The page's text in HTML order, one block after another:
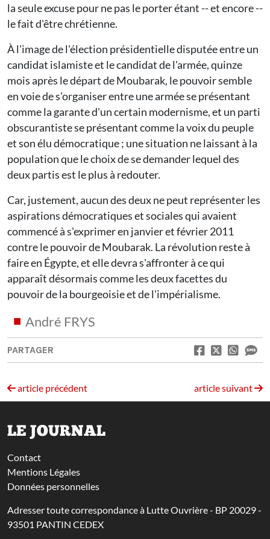
la seule excuse pour ne pas le porter étant -- et encore --
le fait d'être chrétienne.
À l'image de l'élection présidentielle disputée entre un
candidat islamiste et le candidat de l'armée, quinze
mois après le départ de Moubarak, le pouvoir semble
en voie de s'organiser entre une armée se présentant
comme la garante d'un certain modernisme, et un parti
obscurantiste se présentant comme la voix du peuple
et son élu démocratique ; une situation ne laissant à la
population que le choix de se demander lequel des
deux partis est le plus à redouter.
Car, justement, aucun des deux ne peut représenter les
aspirations démocratiques et sociales qui avaient
commencé à s'exprimer en janvier et février 2011
contre le pouvoir de Moubarak. La révolution reste à
faire en Égypte, et elle devra s'affronter à ce qui
apparaît désormais comme les deux facettes du
pouvoir de la bourgeoisie et de l'impérialisme.
André FRYS
PARTAGER
article précédent article suivant
LE JOURNAL
Contact
Mentions Légales
Données personnelles
Adresser toute correspondance à Lutte Ouvrière - BP 20029 -
93501 PANTIN CEDEX